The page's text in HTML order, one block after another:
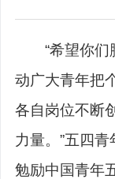
“希望你
动广大青年把
各自岗位不断
力量。”五四
勉励中国青年